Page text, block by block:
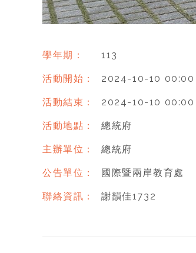
學年期： 113
活動開始： 2024-10-10 00:00
活動結束： 2024-10-10 00:00
活動地點： 總統府
主辦單位： 總統府
公告單位： 國際暨兩岸教育處
聯絡資訊： 謝韻佳1732